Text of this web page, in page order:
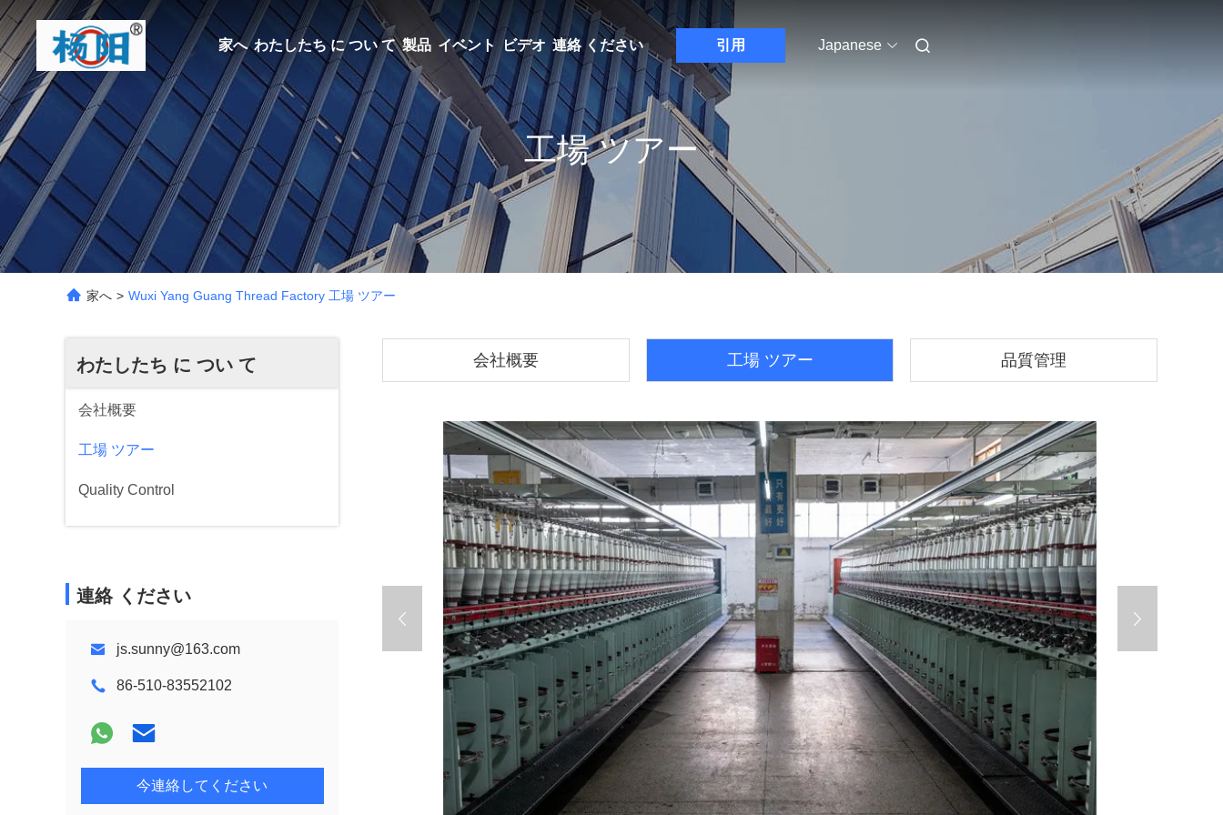
家へ わたしたち に つい て 製品 イベント ビデオ 連絡 ください 引用 Japanese
工場 ツアー
家へ > Wuxi Yang Guang Thread Factory 工場 ツアー
わたしたち に つい て
会社概要
工場 ツアー
Quality Control
連絡 ください
js.sunny@163.com
86-510-83552102
今連絡してください
会社概要 工場 ツアー 品質管理